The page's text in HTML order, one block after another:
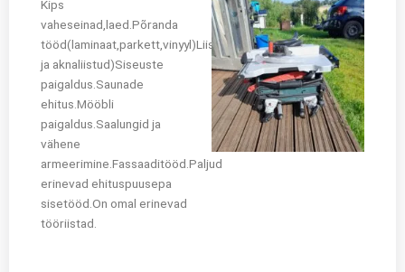
Kips
vaheseinad,laed.Põranda
tööd(laminaat,parkett,vinyyl)Liistutööd(põranda,ukse
ja aknaliistud)Siseuste
paigaldus.Saunade
ehitus.Mööbli
paigaldus.Saalungid ja
vähene
armeerimine.Fassaaditööd.Paljud
erinevad ehituspuusepa
sisetööd.On omal erinevad
tööriistad.